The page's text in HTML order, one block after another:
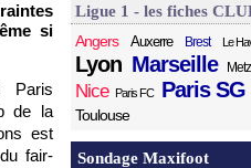
si
Paris
de la
est
fair-
Ligue 1 - les fiches
Angers
Auxerre Brest Le
Lyon Marseille Metz
Nice Paris FC Paris SG
Toulouse
Sondage Maxifoot